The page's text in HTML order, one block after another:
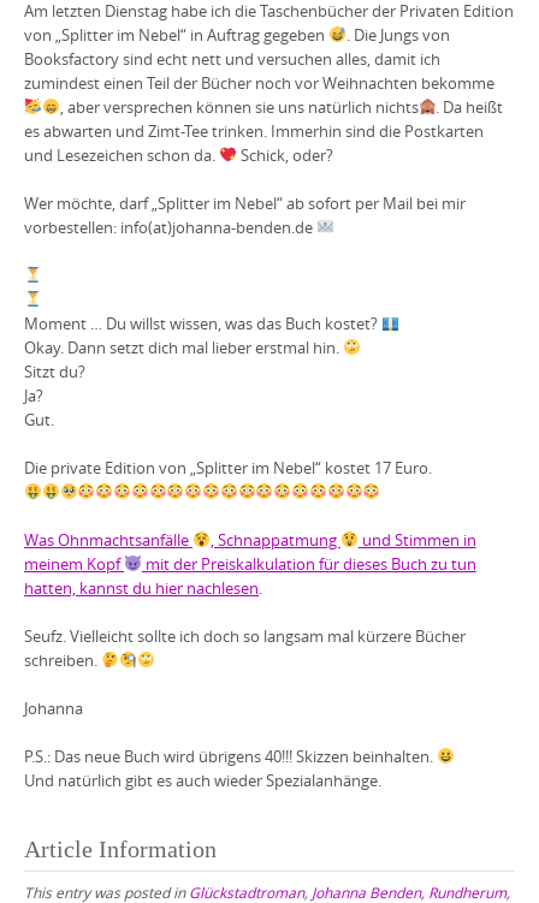
Am letzten Dienstag habe ich die Taschenbücher der Privaten Edition
von „Splitter im Nebel“ in Auftrag gegeben
. Die Jungs von
Booksfactory sind echt nett und versuchen alles, damit ich
zumindest einen Teil der Bücher noch vor Weihnachten bekomme
, aber versprechen können sie uns natürlich nichts
. Da heißt
es abwarten und Zimt-Tee trinken. Immerhin sind die Postkarten
und Lesezeichen schon da.
Schick, oder?
Wer möchte, darf „Splitter im Nebel“ ab sofort per Mail bei mir
vorbestellen: info(at)johanna-benden.de
Moment … Du willst wissen, was das Buch kostet?
Okay. Dann setzt dich mal lieber erstmal hin.
Sitzt du?
Ja?
Gut.
Die private Edition von „Splitter im Nebel“ kostet 17 Euro.
Was Ohnmachtsanfälle , Schnappatmung
und Stimmen in
meinem Kopf
mit der Preiskalkulation für dieses Buch zu tun
hatten, kannst du hier nachlesen.
Seufz. Vielleicht sollte ich doch so langsam mal kürzere Bücher
schreiben.
Johanna
P.S.: Das neue Buch wird übrigens 40!!! Skizzen beinhalten.
Und natürlich gibt es auch wieder Spezialanhänge.
Article Information
This entry was posted inGlückstadtroman, Johanna Benden, Rundherum,